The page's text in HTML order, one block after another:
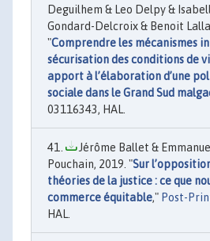
Deguilhem & Leo Delpy &
Gondard-Delcroix & Benoit
"Comprendre les mécanismes
sécurisation des conditions de
apport à l’élaboration d’une
sociale dans le Grand Sud
03116343, HAL.
Jérôme Ballet &
Pouchain, 2019. "Sur
théories de la justice : ce que
commerce équitable," Post-
HAL.